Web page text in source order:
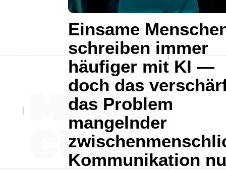
Einsame
schreiben immer
häufiger mit KI —
doch das
das Problem
mangelnder
Kommunikation